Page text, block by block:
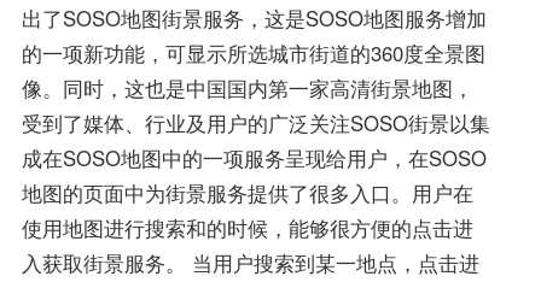
出了SOSO地图街景服务，这是SOSO地图服务增加
的一项新功能，可显示所选城市街道的360度全景图
像。同时，这也是中国国内第一家高清街景地图，
受到了媒体、行业及用户的广泛关注SOSO街景以集
成在SOSO地图中的一项服务呈现给用户，在SOSO
地图的页面中为街景服务提供了很多入口。用户在
使用地图进行搜索和的时候，能够很方便的点击进
入获取街景服务。 当用户搜索到某一地点，点击进